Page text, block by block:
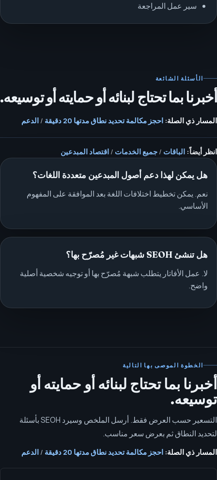
سير عمل المراجعة
الأسئلة الشائعة
أخبرنا بما تحتاج لبنائه أو حمايته أو توسيعه.
المسار ذي الصلة: احجز مكالمة تحديد نطاق مدتها 20 دقيقة / الدعم
انظر أيضاً: الباقات / جميع الخدمات / اقتصاد المبدعين
هل يمكن لهذا دعم أصول المبدعين متعددة اللغات؟
نعم. يمكن تخطيط اختلافات اللغة بعد الموافقة على المفهوم
الأساسي.
هل تنشئ SEOH شبهات غير مُصرّح بها؟
لا. عمل الأفاتار يتطلب شبهة مُصرّح بها أو توجيه شخصية أصلية
واضح.
الخطوة الموصى بها التالية
أخبرنا بما تحتاج لبنائه أو حمايته أو
توسيعه.
التسعير حسب العرض فقط. أرسل الملخص وسيرد SEOH بأسئلة
لتحديد النطاق ثم بعرض سعر مناسب.
المسار ذي الصلة: احجز مكالمة تحديد نطاق مدتها 20 دقيقة / الدعم